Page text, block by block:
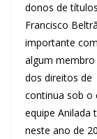
donos de
Francisco
importante
algum
dos direitos de
continua sob o
equipe Anilada
neste ano de